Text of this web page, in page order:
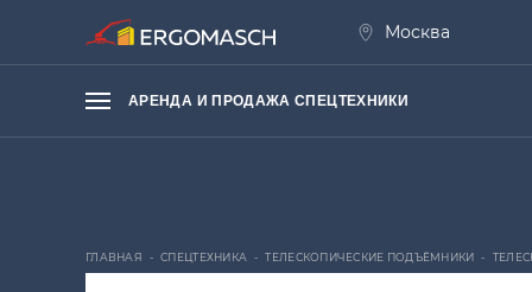
Москва
АРЕНДА И ПРОДАЖА СПЕЦТЕХНИКИ
СТЕКЛОРОБОТЫ
ГЛАВНАЯ - СПЕЦТЕХНИКА - ТЕЛЕСКОПИЧЕСКИЕ ПОДЪЁМНИКИ -